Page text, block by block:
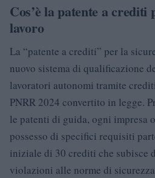
Cos’è la patente a crediti
lavoro
La “patente a crediti” per la
nuovo sistema di qualificazione
lavoratori autonomi tramite
PNRR 2024 convertito in legge.
le patenti di guida, ogni impresa
possesso di specifici requisiti
iniziale di 30 crediti che subisce
violazioni alle norme di